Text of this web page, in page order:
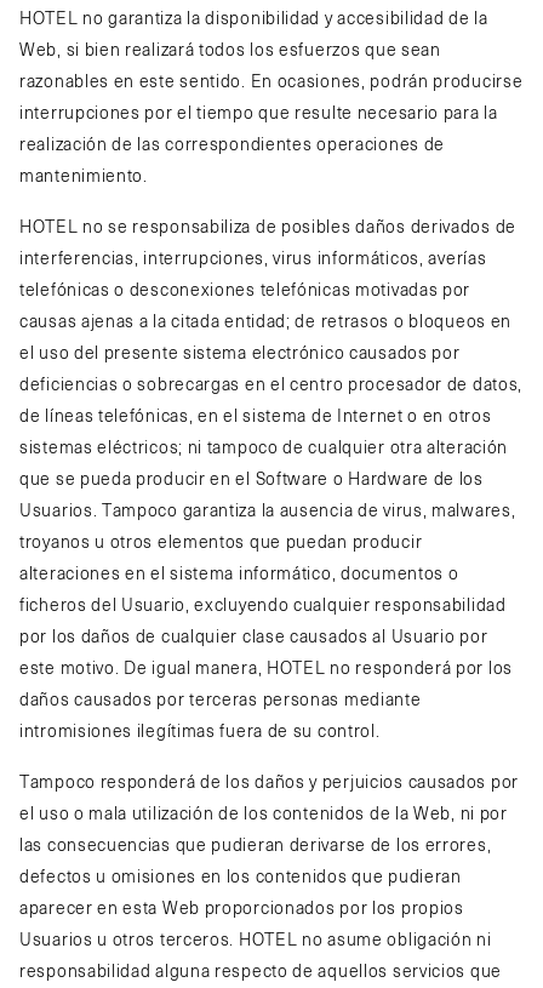
HOTEL no garantiza la disponibilidad y accesibilidad de la
Web, si bien realizará todos los esfuerzos que sean
razonables en este sentido. En ocasiones, podrán producirse
interrupciones por el tiempo que resulte necesario para la
realización de las correspondientes operaciones de
mantenimiento.
HOTEL no se responsabiliza de posibles daños derivados de
interferencias, interrupciones, virus informáticos, averías
telefónicas o desconexiones telefónicas motivadas por
causas ajenas a la citada entidad; de retrasos o bloqueos en
el uso del presente sistema electrónico causados por
deficiencias o sobrecargas en el centro procesador de datos,
de líneas telefónicas, en el sistema de Internet o en otros
sistemas eléctricos; ni tampoco de cualquier otra alteración
que se pueda producir en el Software o Hardware de los
Usuarios. Tampoco garantiza la ausencia de virus, malwares,
troyanos u otros elementos que puedan producir
alteraciones en el sistema informático, documentos o
ficheros del Usuario, excluyendo cualquier responsabilidad
por los daños de cualquier clase causados al Usuario por
este motivo. De igual manera, HOTEL no responderá por los
daños causados por terceras personas mediante
intromisiones ilegítimas fuera de su control.
Tampoco responderá de los daños y perjuicios causados por
el uso o mala utilización de los contenidos de la Web, ni por
las consecuencias que pudieran derivarse de los errores,
defectos u omisiones en los contenidos que pudieran
aparecer en esta Web proporcionados por los propios
Usuarios u otros terceros. HOTEL no asume obligación ni
responsabilidad alguna respecto de aquellos servicios que